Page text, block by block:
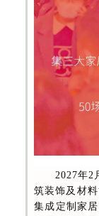
2027年2月
筑装饰及材
集成定制家